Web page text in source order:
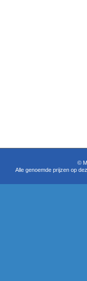
©
Alle genoemde prijzen op